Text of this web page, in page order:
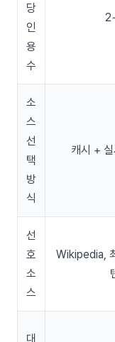
당
인
용
수
소
스
선
택
방
식
캐시 +
선
호
소
스
Wikipedia,
대